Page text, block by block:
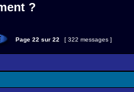
?
Page 22 sur 22 [ 322 messages ]